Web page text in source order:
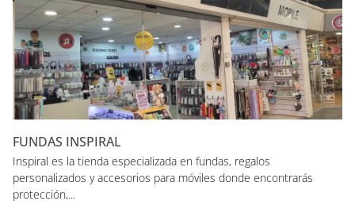
FUNDAS INSPIRAL
Inspiral es la tienda especializada en fundas, regalos
personalizados y accesorios para móviles donde encontrarás
protección,...